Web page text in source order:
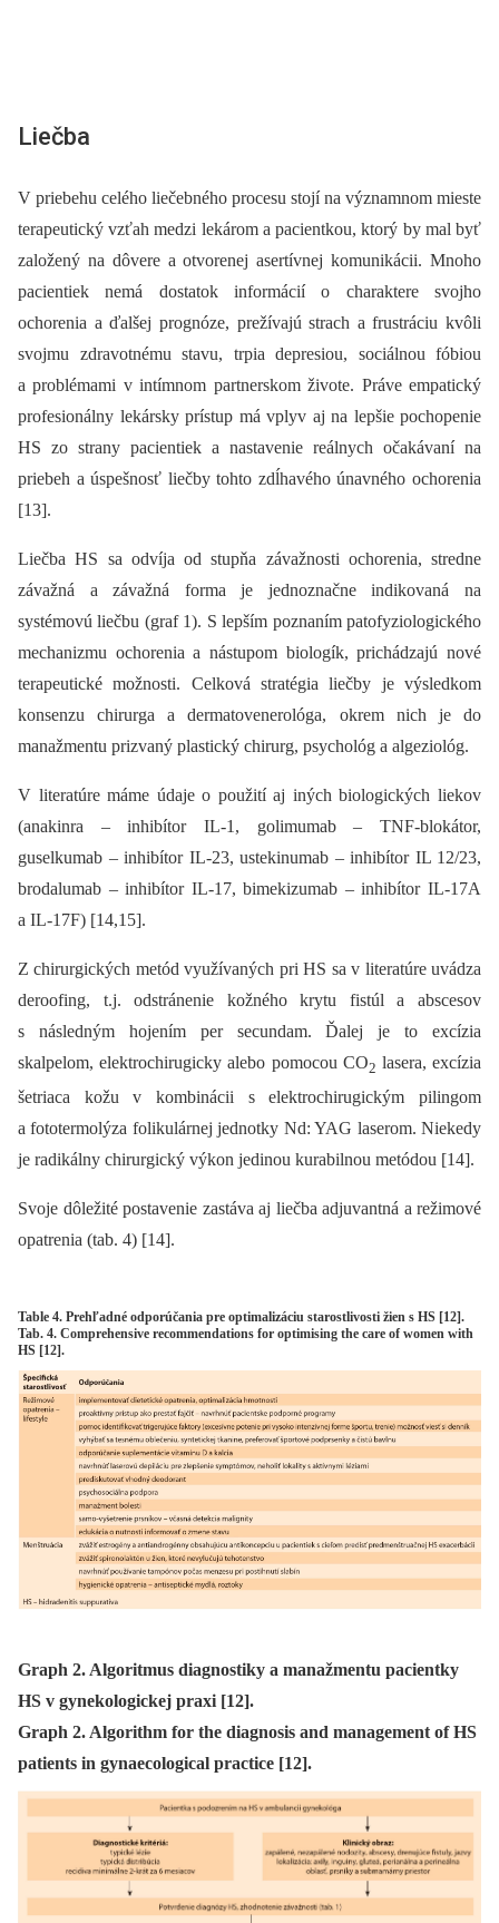
Liečba
V priebehu celého liečebného procesu stojí na významnom mieste
terapeutický vzťah medzi lekárom a pacientkou, ktorý by mal byť
založený na dôvere a otvorenej asertívnej komunikácii. Mnoho
pacientiek nemá dostatok informácií o charaktere svojho
ochorenia a ďalšej prognóze, prežívajú strach a frustráciu kvôli
svojmu zdravotnému stavu, trpia depresiou, sociálnou fóbiou
a problémami v intímnom partnerskom živote. Práve empatický
profesionálny lekársky prístup má vplyv aj na lepšie pochopenie
HS zo strany pacientiek a nastavenie reálnych očakávaní na
priebeh a úspešnosť liečby tohto zdĺhavého únavného ochorenia
[13].
Liečba HS sa odvíja od stupňa závažnosti ochorenia, stredne
závažná a závažná forma je jednoznačne indikovaná na
systémovú liečbu (graf 1). S lepším poznaním patofyziologického
mechanizmu ochorenia a nástupom biologík, prichádzajú nové
terapeutické možnosti. Celková stratégia liečby je výsledkom
konsenzu chirurga a dermatovenerológa, okrem nich je do
manažmentu prizvaný plastický chirurg, psychológ a algeziológ.
V literatúre máme údaje o použití aj iných biologických liekov
(anakinra –⁠ inhibítor IL-1, golimumab –⁠ TNF-blokátor,
guselkumab –⁠ inhibítor IL-23, ustekinumab –⁠ inhibítor IL 12/23,
brodalumab –⁠ inhibítor IL-17, bimekizumab –⁠ inhibítor IL-17A
a IL-17F) [14,15].
Z chirurgických metód využívaných pri HS sa v literatúre uvádza
deroofing, t.j. odstránenie kožného krytu fistúl a abscesov
s následným hojením per secundam. Ďalej je to excízia
skalpelom, elektrochirugicky alebo pomocou CO2 lasera, excízia
šetriaca kožu v kombinácii s elektrochirugickým pilingom
a fototermolýza folikulárnej jednotky Nd: YAG laserom. Niekedy
je radikálny chirurgický výkon jedinou kurabilnou metódou [14].
Svoje dôležité postavenie zastáva aj liečba adjuvantná a režimové
opatrenia (tab. 4) [14].
Table 4. Prehľadné odporúčania pre optimalizáciu starostlivosti žien s HS [12].
Tab. 4. Comprehensive recommendations for optimising the care of women with
HS [12].
Graph 2. Algoritmus diagnostiky a manažmentu pacientky
HS v gynekologickej praxi [12].
Graph 2. Algorithm for the diagnosis and management of HS
patients in gynaecological practice [12].